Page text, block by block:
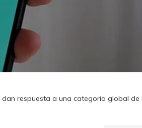
respuesta a una categoría global de